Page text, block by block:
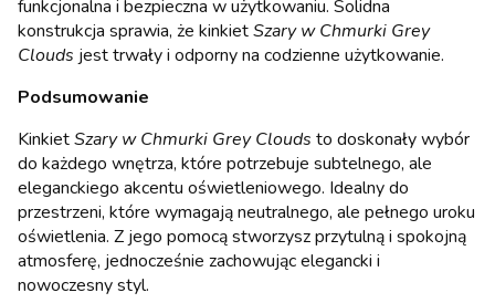
funkcjonalna i bezpieczna w użytkowaniu. Solidna
konstrukcja sprawia, że kinkietSzary w Chmurki Grey
Clouds jest trwały i odporny na codzienne użytkowanie.
Podsumowanie
KinkietSzary w Chmurki Grey Clouds to doskonały wybór
do każdego wnętrza, które potrzebuje subtelnego, ale
eleganckiego akcentu oświetleniowego. Idealny do
przestrzeni, które wymagają neutralnego, ale pełnego uroku
oświetlenia. Z jego pomocą stworzysz przytulną i spokojną
atmosferę, jednocześnie zachowując elegancki i
nowoczesny styl.